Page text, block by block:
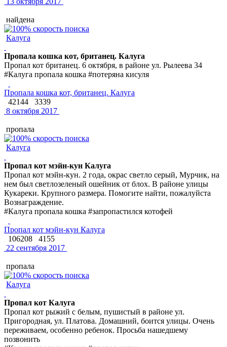
найдена
Калуга
Пропала кошка кот, британец. Калуга
Пропал кот британец. 6 октября, в районе ул. Рылеева 34
#Калуга пропала кошка #потеряна кисуля
Пропала кошка кот, британец. Калуга
42144
3339
8 октября 2017
пропала
Калуга
Пропал кот мэйн-кун Калуга
Пропал кот мэйн-кун. 2 года, окрас светло серый, Мурчик, на
нем был светлозеленый ошейник от блох. В районе улицы
Кукареки. Крупного размера. Помогите найти, пожалуйста
Вознаграждение.
#Калуга пропала кошка #запропастился котофей
Пропал кот мэйн-кун Калуга
106208
4155
22 сентября 2017
пропала
Калуга
Пропал кот Калуга
Пропал кот рыжий с белым, пушистый в районе ул.
Пригородная, ул. Платова. Домашний, боится улицы. Очень
переживаем, особенно ребенок. Просьба нашедшему
позвонить